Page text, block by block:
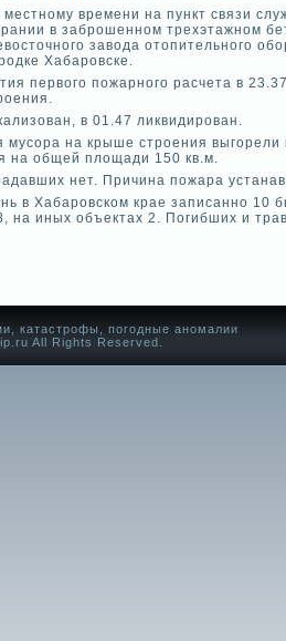
времени на пункт связи
в заброшенном трехэтажном
завода отопительного
Хабаровске.
первого пожарного расчета в
в 01.47 ликвидирован.
мусора на крыше строения
на общей площади 150 кв.м.
нет. Причина пожара
в Хабаровском крае записанно 10
на иных объектах 2. Погибших и
катастрофы, погодные аномалии
All Rights Reserved.